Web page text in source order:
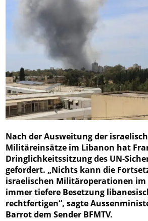
Nach der Ausweitung der
Militäreinsätze im Libanon hat
Dringlichkeitssitzung des UN-
gefordert. „Nichts kann die
israelischen Militäroperationen
immer tiefere Besetzung
rechtfertigen“, sagte
Barrot dem Sender BFMTV.